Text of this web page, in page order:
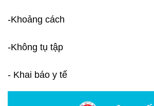
-Khoảng cách
-Không tụ tập
- Khai báo y tế